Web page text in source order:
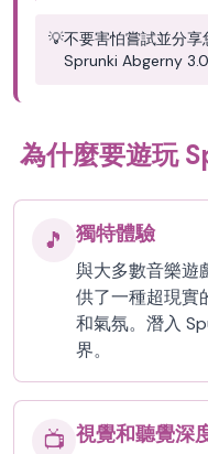
💡不要害怕嘗試並分
Sprunki Abgerny 3.0
為什麼要遊玩
🎵 獨特體驗
與大多數音樂遊
供了一種超現實
和氣氛。潛入
界。
📺 視覺和聽覺深